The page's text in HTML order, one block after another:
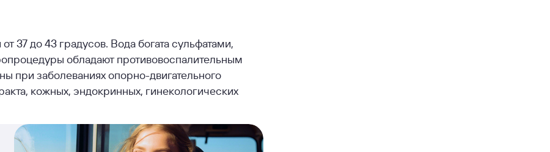
37 до 43 градусов. Вода богата сульфатами,
обладают противовоспалительным
при заболеваниях опорно-двигательного
кожных, эндокринных, гинекологических